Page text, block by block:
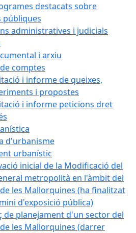
destacats sobre
públiques
administratives i judicials
i arxiu
comptes
i informe de queixes,
i propostes
i informe peticions dret
d'urbanisme
urbanístic
inicial de la Modificació del
metropolità en l'àmbit del
les Mallorquines (ha finalitzat
d'exposició pública)
de planejament d'un sector del
les Mallorquines (darrer